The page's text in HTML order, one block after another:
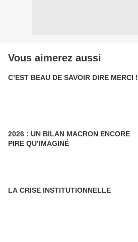
Vous aimerez aussi
C’EST BEAU DE SAVOIR DIRE MERCI !
2026 : UN BILAN MACRON ENCORE
PIRE QU’IMAGINÉ
LA CRISE INSTITUTIONNELLE